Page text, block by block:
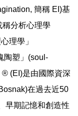
簡稱 EI)基
分析心理學
理學」
陶塑」(soul-
(EI)是由國際資深
在過去近50
早期記憶和創造性